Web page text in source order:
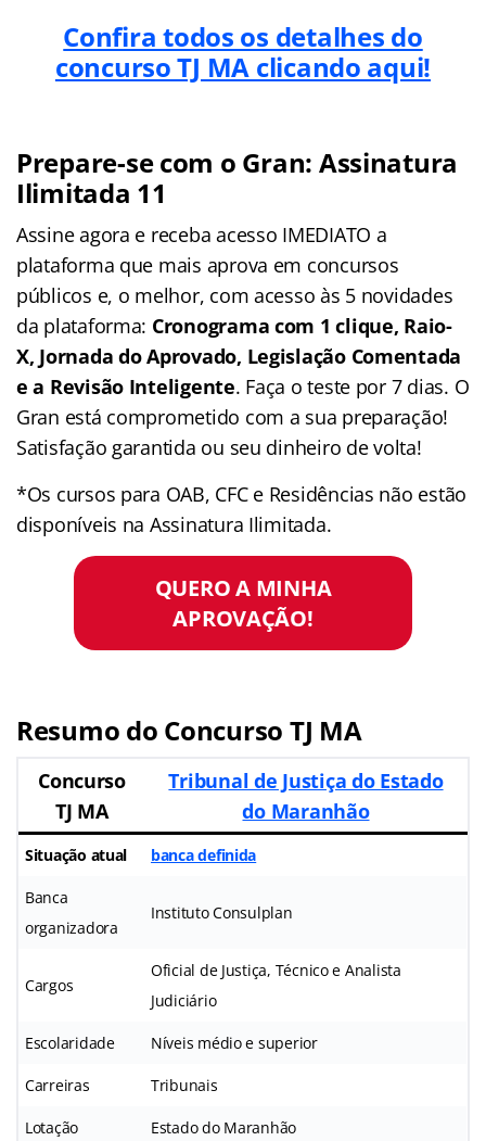
Confira todos os detalhes do
concurso TJ MA clicando aqui!
Prepare-se com o Gran: Assinatura
Ilimitada 11
Assine agora e receba acesso IMEDIATO a
plataforma que mais aprova em concursos
públicos e, o melhor, com acesso às 5 novidades
da plataforma: Cronograma com 1 clique, Raio-
X, Jornada do Aprovado, Legislação Comentada
e a Revisão Inteligente. Faça o teste por 7 dias. O
Gran está comprometido com a sua preparação!
Satisfação garantida ou seu dinheiro de volta!
*Os cursos para OAB, CFC e Residências não estão
disponíveis na Assinatura Ilimitada.
QUERO A MINHA
APROVAÇÃO!
Resumo do Concurso TJ MA
Concurso
TJ MA
Tribunal de Justiça do Estado
do Maranhão
Situação atual banca definida
Banca
organizadora
Instituto Consulplan
Cargos
Oficial de Justiça, Técnico e Analista
Judiciário
Escolaridade Níveis médio e superior
Carreiras Tribunais
Lotação Estado do Maranhão